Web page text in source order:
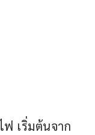
ฟ เริ่มต้นจาก